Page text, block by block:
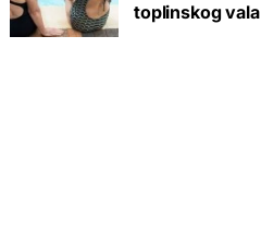
toplinskog vala